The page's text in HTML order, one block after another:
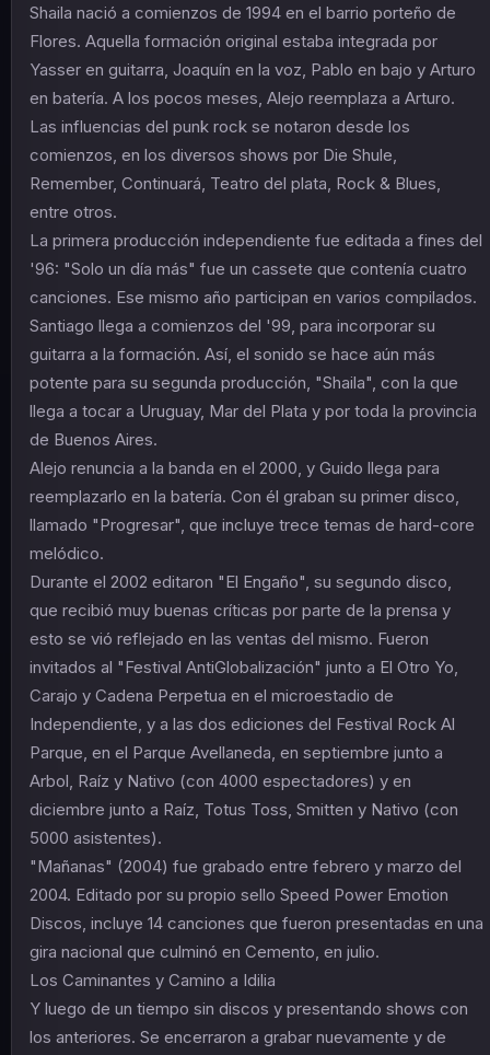
Shaila nació a comienzos de 1994 en el barrio porteño de
Flores. Aquella formación original estaba integrada por
Yasser en guitarra, Joaquín en la voz, Pablo en bajo y Arturo
en batería. A los pocos meses, Alejo reemplaza a Arturo.
Las influencias del punk rock se notaron desde los
comienzos, en los diversos shows por Die Shule,
Remember, Continuará, Teatro del plata, Rock & Blues,
entre otros.
La primera producción independiente fue editada a fines del
'96: "Solo un día más" fue un cassete que contenía cuatro
canciones. Ese mismo año participan en varios compilados.
Santiago llega a comienzos del '99, para incorporar su
guitarra a la formación. Así, el sonido se hace aún más
potente para su segunda producción, "Shaila", con la que
llega a tocar a Uruguay, Mar del Plata y por toda la provincia
de Buenos Aires.
Alejo renuncia a la banda en el 2000, y Guido llega para
reemplazarlo en la batería. Con él graban su primer disco,
llamado "Progresar", que incluye trece temas de hard-core
melódico.
Durante el 2002 editaron "El Engaño", su segundo disco,
que recibió muy buenas críticas por parte de la prensa y
esto se vió reflejado en las ventas del mismo. Fueron
invitados al "Festival AntiGlobalización" junto a El Otro Yo,
Carajo y Cadena Perpetua en el microestadio de
Independiente, y a las dos ediciones del Festival Rock Al
Parque, en el Parque Avellaneda, en septiembre junto a
Arbol, Raíz y Nativo (con 4000 espectadores) y en
diciembre junto a Raíz, Totus Toss, Smitten y Nativo (con
5000 asistentes).
"Mañanas" (2004) fue grabado entre febrero y marzo del
2004. Editado por su propio sello Speed Power Emotion
Discos, incluye 14 canciones que fueron presentadas en una
gira nacional que culminó en Cemento, en julio.
Los Caminantes y Camino a Idilia
Y luego de un tiempo sin discos y presentando shows con
los anteriores. Se encerraron a grabar nuevamente y de